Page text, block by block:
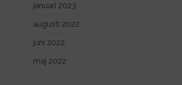
januari 2023
augusti 2022
juni 2022
maj 2022